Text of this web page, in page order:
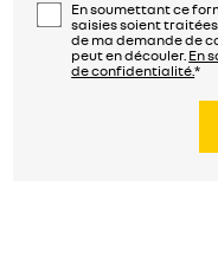
En soumettant ce
saisies soient
de ma demande de
peut en découler. En
de confidentialité.*